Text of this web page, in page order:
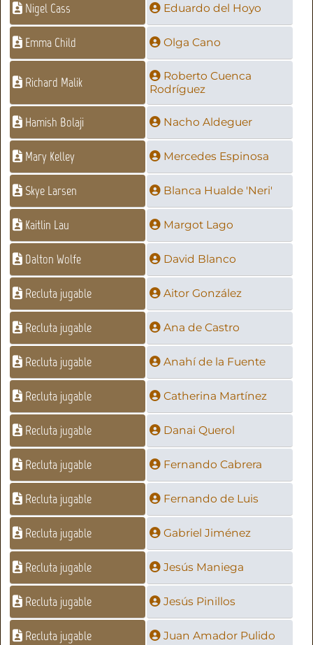
Nigel Cass Eduardo del Hoyo
Emma Child Olga Cano
Richard Malik
Roberto Cuenca
Rodríguez
Hamish Bolaji Nacho Aldeguer
Mary Kelley Mercedes Espinosa
Skye Larsen Blanca Hualde 'Neri'
Kaitlin Lau Margot Lago
Dalton Wolfe David Blanco
Recluta jugable Aitor González
Recluta jugable Ana de Castro
Recluta jugable Anahí de la Fuente
Recluta jugable Catherina Martínez
Recluta jugable Danai Querol
Recluta jugable Fernando Cabrera
Recluta jugable Fernando de Luis
Recluta jugable Gabriel Jiménez
Recluta jugable Jesús Maniega
Recluta jugable Jesús Pinillos
Recluta jugable Juan Amador Pulido